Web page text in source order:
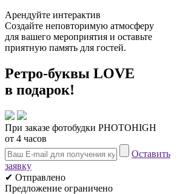
Арендуйте интерактив
Создайте неповторимую атмосферу
для вашего мероприятия и оставьте
приятную память для гостей.
Ретро-буквы LOVE
в подарок!
При заказе фотобудки PHOTOHIGH
от 4 часов
Оставить
заявку
✔ Отправлено
Предложение ограничено